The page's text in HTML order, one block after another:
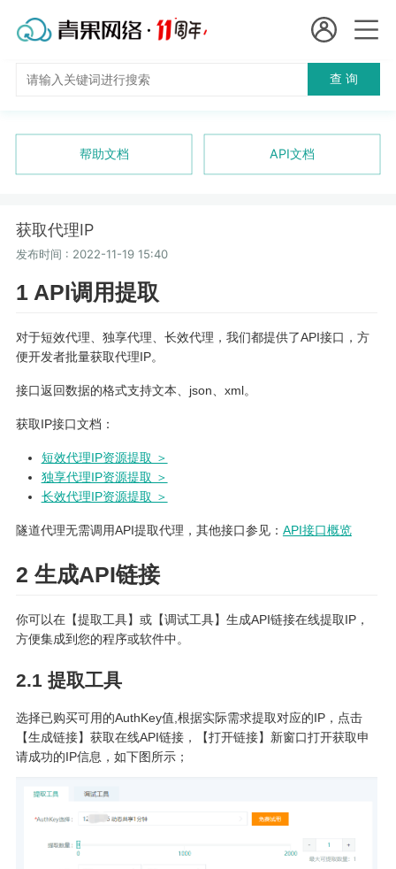
国
短效代理
隧道代理
独享代理
长效代理
进入控制台
查 询
帮助文档 API文档
获取代理IP
发布时间 : 2022-11-19 15:40
1 API调用提取
对于短效代理、独享代理、长效代理，我们都提供了API接口，方
便开发者批量获取代理IP。
接口返回数据的格式支持文本、json、xml。
获取IP接口文档：
短效代理IP资源提取 ＞
独享代理IP资源提取 ＞
长效代理IP资源提取 ＞
隧道代理无需调用API提取代理，其他接口参见： API接口概览
2 生成API链接
你可以在【提取工具】或【调试工具】生成API链接在线提取IP，
方便集成到您的程序或软件中。
2.1 提取工具
选择已购买可用的AuthKey值,根据实际需求提取对应的IP，点击
【生成链接】获取在线API链接，【打开链接】新窗口打开获取申
请成功的IP信息，如下图所示；